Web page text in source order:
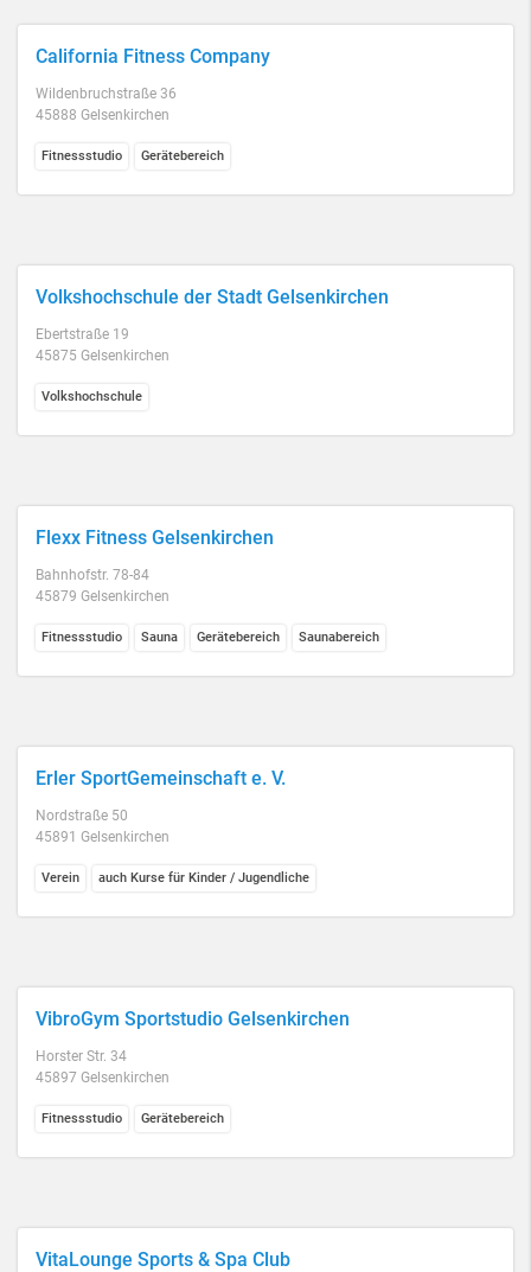
California Fitness Company
Wildenbruchstraße 36
45888 Gelsenkirchen
Fitnessstudio Gerätebereich
Volkshochschule der Stadt Gelsenkirchen
Ebertstraße 19
45875 Gelsenkirchen
Volkshochschule
Flexx Fitness Gelsenkirchen
Bahnhofstr. 78-84
45879 Gelsenkirchen
Fitnessstudio Sauna Gerätebereich Saunabereich
Erler SportGemeinschaft e. V.
Nordstraße 50
45891 Gelsenkirchen
Verein auch Kurse für Kinder / Jugendliche
VibroGym Sportstudio Gelsenkirchen
Horster Str. 34
45897 Gelsenkirchen
Fitnessstudio Gerätebereich
VitaLounge Sports & Spa Club